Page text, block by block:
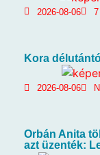
2026-08-06
Kora
2026-08-06
Orbán Anita
azt üzenték: